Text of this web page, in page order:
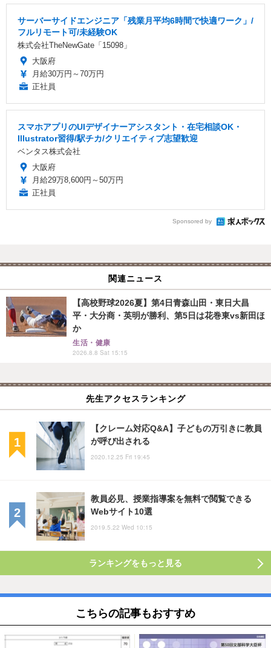
サーバーサイドエンジニア「残業月平均6時間で快適ワーク」/
フルリモート可/未経験OK
株式会社TheNewGate「15098」
大阪府
月給30万円～70万円
正社員
スマホアプリのUIデザイナーアシスタント・在宅相談OK・
Illustrator習得/駅チカ/クリエイティブ志望歓迎
ベンタス株式会社
大阪府
月給29万8,600円～50万円
正社員
Sponsored by
関連ニュース
【高校野球2026夏】第4日青森山田・東日大昌
平・大分商・英明が勝利、第5日は花巻東vs新田ほ
か
生活・健康
2026.8.8 Sat 15:15
先生アクセスランキング
【クレーム対応Q&A】子どもの万引きに教員
が呼び出される
2020.12.25 Fri 19:45
教員必見、授業指導案を無料で閲覧できる
Webサイト10選
2019.5.22 Wed 10:15
ランキングをもっと見る
こちらの記事もおすすめ